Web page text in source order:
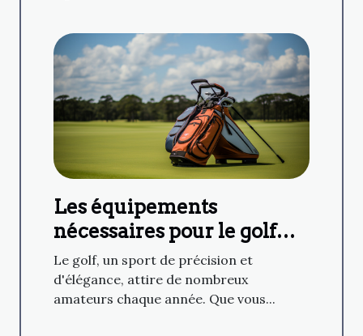
Les équipements
nécessaires pour le golf
amateur
Le golf, un sport de précision et
d'élégance, attire de nombreux
amateurs chaque année. Que vous...